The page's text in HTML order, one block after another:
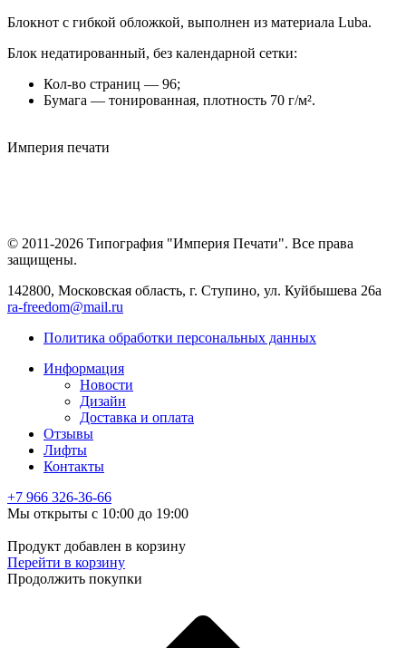
Блокнот с гибкой обложкой, выполнен из материала Luba.
Блок недатированный, без календарной сетки:
Кол-во страниц — 96;
Бумага — тонированная, плотность 70 г/м².
Империя печати
© 2011-2026 Типография "Империя Печати". Все права
защищены.
142800, Московская область, г. Ступино, ул. Куйбышева 26а
ra-freedom@mail.ru
Политика обработки персональных данных
Информация
Новости
Дизайн
Доставка и оплата
Отзывы
Лифты
Контакты
+7 966 326-36-66
Мы открыты с 10:00 до 19:00
Продукт добавлен в корзину
Перейти в корзину
Продолжить покупки